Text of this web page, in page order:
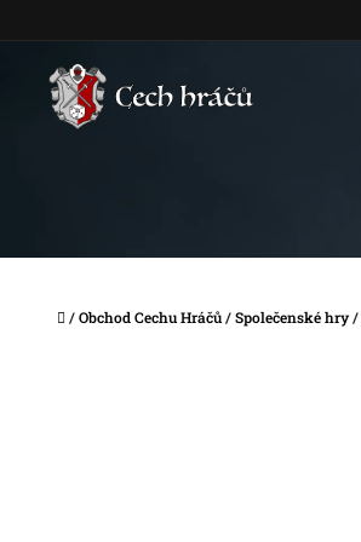
Domů
/Obchod Cechu Hráčů/Společenské hry/